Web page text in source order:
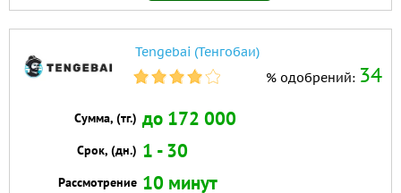
Tengebai (Тенгобаи)
% одобрений: 34
Сумма, (тг.) до 172 000
Срок, (дн.) 1 - 30
Рассмотрение 10 минут